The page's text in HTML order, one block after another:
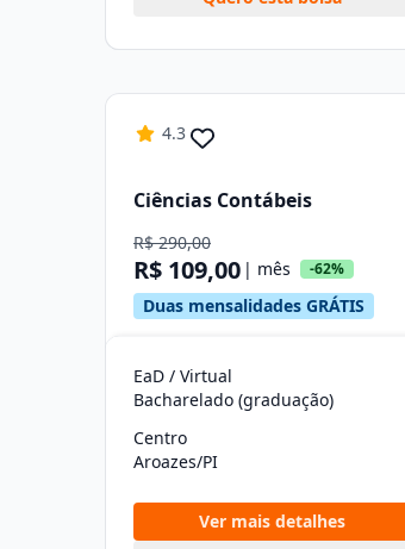
4.3
Ciências Contábeis
R$ 290,00
R$ 109,00 | mês -62%
Duas mensalidades GRÁTIS
EaD / Virtual
Bacharelado (graduação)
Centro
Aroazes/PI
Ver mais detalhes